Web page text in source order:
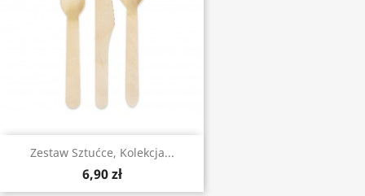
Zestaw Sztućce, Kolekcja...
6,90 zł